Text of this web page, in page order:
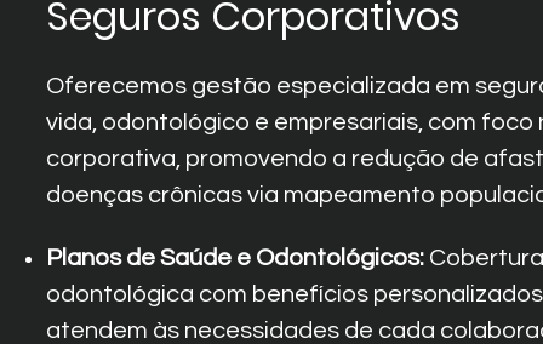
Seguros Corporativos
Oferecemos gestão especializada em
vida, odontológico e empresariais, com foco
corporativa, promovendo a redução de
doenças crônicas via mapeamento
Planos de Saúde e Odontológicos:
odontológica com benefícios
atendem às necessidades de cada